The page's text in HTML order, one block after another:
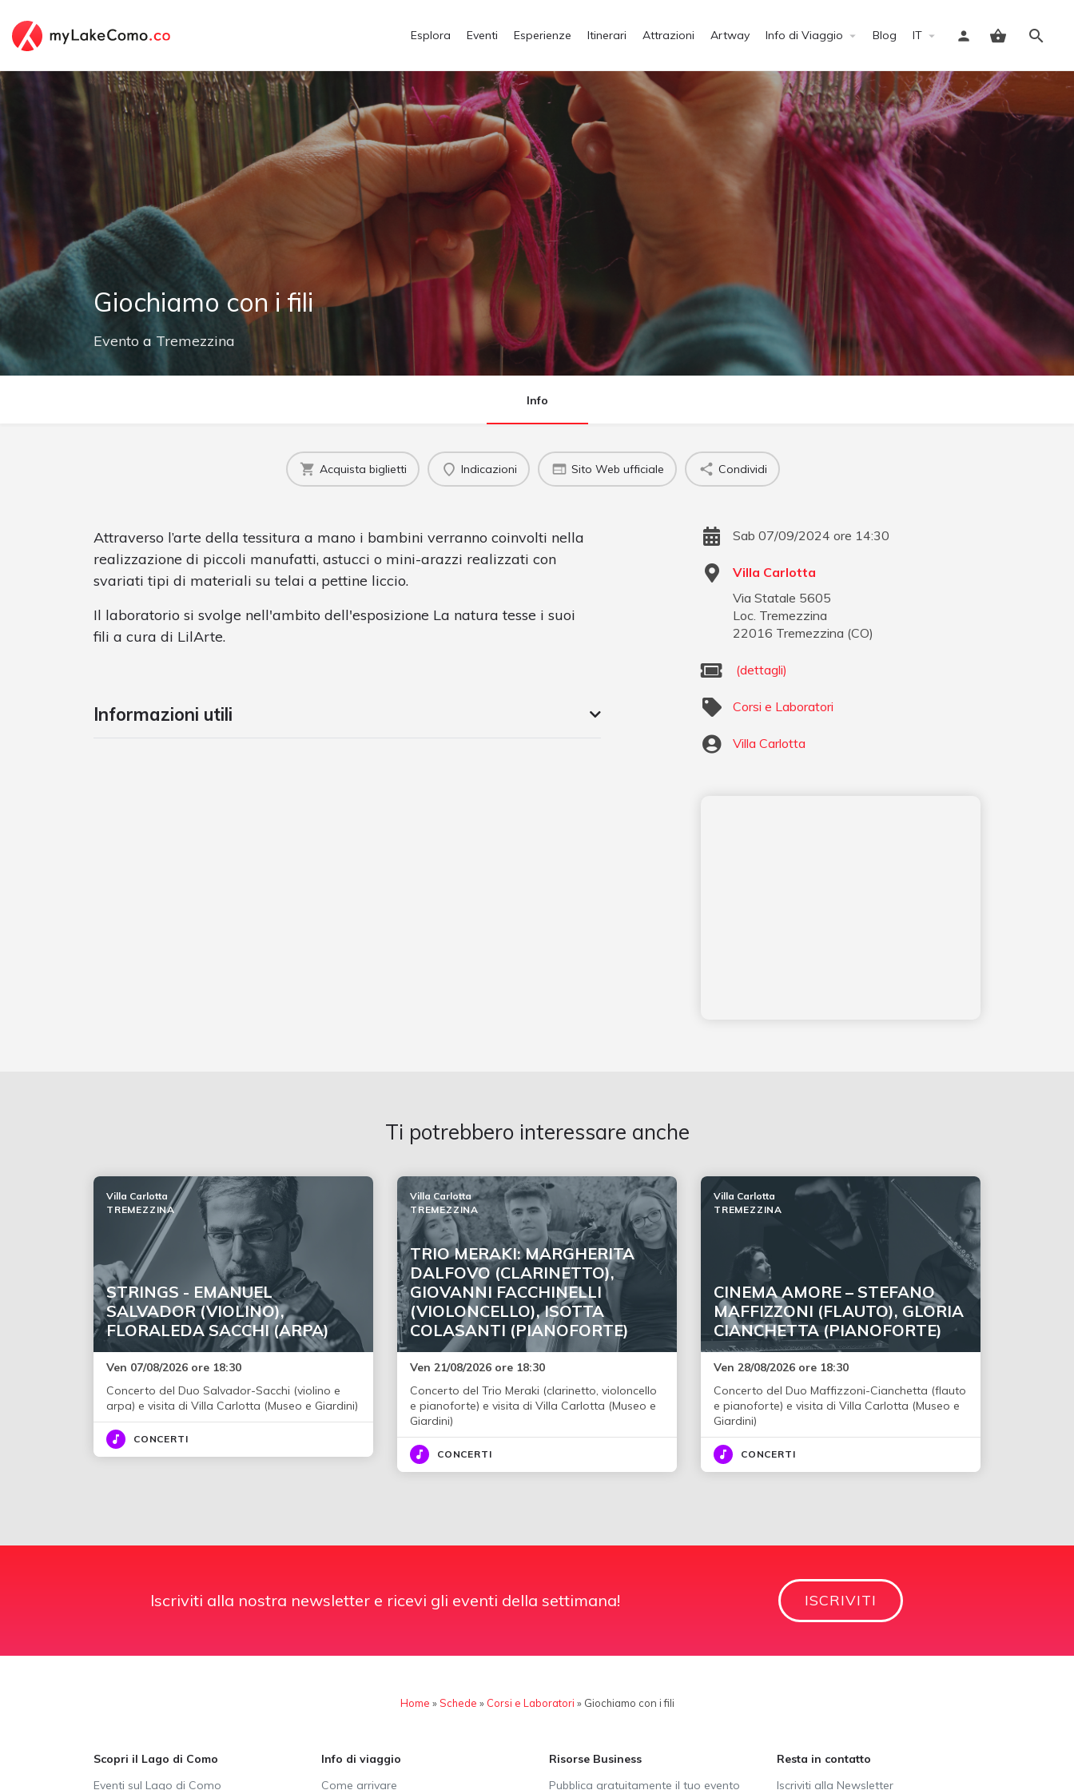
Esplora Eventi Esperienze Itinerari Attrazioni Artway Info di Viaggio Blog IT
Accedi
Giochiamo con i fili
Evento a Tremezzina
Info
Acquista biglietti Indicazioni Sito Web ufficiale Condividi
Attraverso l’arte della tessitura a mano i bambini verranno coinvolti nella
realizzazione di piccoli manufatti, astucci o mini-arazzi realizzati con
svariati tipi di materiali su telai a pettine liccio.
Il laboratorio si svolge nell'ambito dell'esposizione La natura tesse i suoi
fili a cura di LilArte.
Informazioni utili
Sab 07/09/2024 ore 14:30
Villa Carlotta
Via Statale 5605
Loc. Tremezzina
22016 Tremezzina (CO)
(dettagli)
Corsi e Laboratori
Villa Carlotta
Ti potrebbero interessare anche
STRINGS - EMANUEL
SALVADOR (VIOLINO),
FLORALEDA SACCHI (ARPA)
Villa Carlotta
TREMEZZINA
Ven 07/08/2026 ore 18:30
Concerto del Duo Salvador-Sacchi (violino e
arpa) e visita di Villa Carlotta (Museo e Giardini)
CONCERTI
TRIO MERAKI: MARGHERITA
DALFOVO (CLARINETTO),
GIOVANNI FACCHINELLI
(VIOLONCELLO), ISOTTA
COLASANTI (PIANOFORTE)
Villa Carlotta
TREMEZZINA
Ven 21/08/2026 ore 18:30
Concerto del Trio Meraki (clarinetto, violoncello
e pianoforte) e visita di Villa Carlotta (Museo e
Giardini)
CONCERTI
CINEMA AMORE – STEFANO
MAFFIZZONI (FLAUTO), GLORIA
CIANCHETTA (PIANOFORTE)
Villa Carlotta
TREMEZZINA
Ven 28/08/2026 ore 18:30
Concerto del Duo Maffizzoni-Cianchetta (flauto
e pianoforte) e visita di Villa Carlotta (Museo e
Giardini)
CONCERTI
Iscriviti alla nostra newsletter e ricevi gli eventi della settimana! ISCRIVITI
Home »Schede » Corsi e Laboratori » Giochiamo con i fili
Scopri il Lago di Como
Eventi sul Lago di Como
Info di viaggio
Come arrivare
Risorse Business
Pubblica gratuitamente il tuo evento
Resta in contatto
Iscriviti alla Newsletter